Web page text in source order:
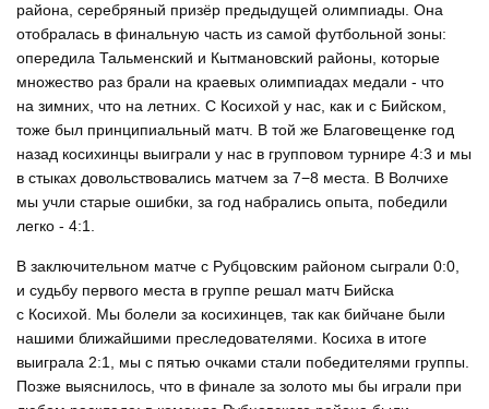
района, серебряный призёр предыдущей олимпиады. Она
отобралась в финальную часть из самой футбольной зоны:
опередила Тальменский и Кытмановский районы, которые
множество раз брали на краевых олимпиадах медали - что
на зимних, что на летних. С Косихой у нас, как и с Бийском,
тоже был принципиальный матч. В той же Благовещенке год
назад косихинцы выиграли у нас в групповом турнире 4:3 и мы
в стыках довольствовались матчем за 7−8 места. В Волчихе
мы учли старые ошибки, за год набрались опыта, победили
легко - 4:1.
В заключительном матче с Рубцовским районом сыграли 0:0,
и судьбу первого места в группе решал матч Бийска
с Косихой. Мы болели за косихинцев, так как бийчане были
нашими ближайшими преследователями. Косиха в итоге
выиграла 2:1, мы с пятью очками стали победителями группы.
Позже выяснилось, что в финале за золото мы бы играли при